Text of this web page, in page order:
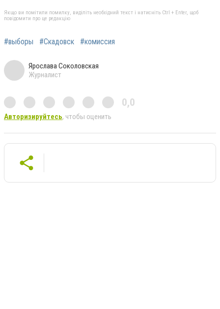
Якщо ви помітили помилку, виділіть необхідний текст і натисніть Ctrl + Enter, щоб
повідомити про це редакцію
#выборы #Скадовск #комиссия
Ярослава Соколовская
Журналист
0,0
Авторизируйтесь, чтобы оценить